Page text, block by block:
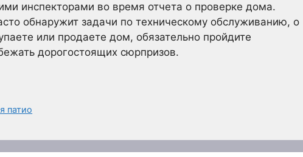
инспекторами во время отчета о проверке дома.
обнаружит задачи по техническому обслуживанию, о
или продаете дом, обязательно пройдите
дорогостоящих сюрпризов.
патио